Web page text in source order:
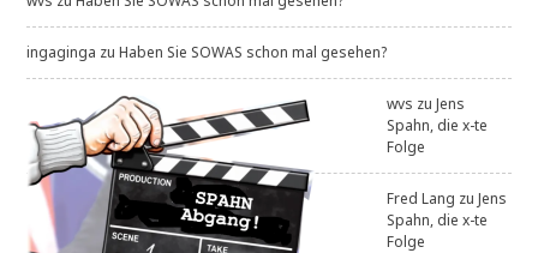
ingaginga zuHaben Sie SOWAS schon mal gesehen?
wvs zuJens
Spahn, die x-te
Folge
Fred Lang zuJens
Spahn, die x-te
Folge